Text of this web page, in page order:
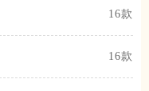
16款
16款